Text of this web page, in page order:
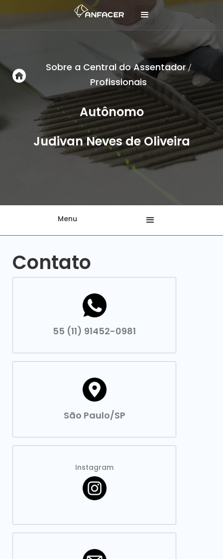
Sobre a Central do Assentador/
Profissionais
Autônomo
Judivan Neves de Oliveira
Menu
Contato
55 (11) 91452-0981
São Paulo/SP
Instagram